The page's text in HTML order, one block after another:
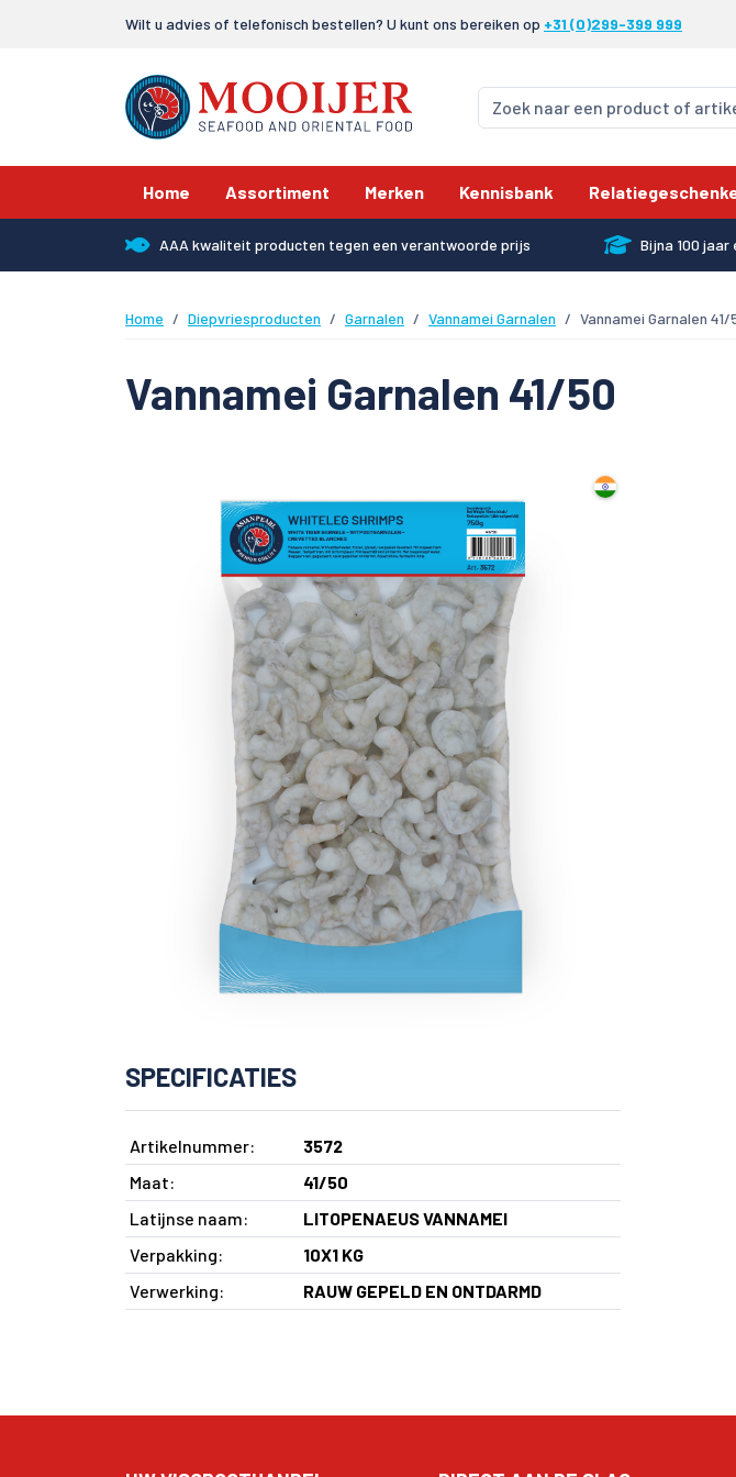
Wilt u advies of telefonisch bestellen? U kunt ons bereiken op +31 (0)299-399 999
Home Assortiment Merken Kennisbank
AAA kwaliteit producten tegen een verantwoorde prijs Bijna 100
Home Diepvriesproducten Garnalen Vannamei Garnalen Vannamei Garnalen 41/
Vannamei Garnalen 41/50
SPECIFICATIES
Artikelnummer:
3572
Maat:
41/50
Latijnse naam:
LITOPENAEUS VANNAMEI
Verpakking:
10X1 KG
Verwerking:
RAUW GEPELD EN ONTDARMD